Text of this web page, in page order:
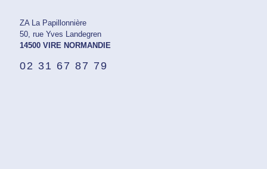
ZA La Papillonnière
50, rue Yves Landegren
14500 VIRE NORMANDIE
02 31 67 87 79